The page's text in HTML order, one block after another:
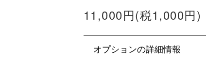
11,000円(税1,000円)
オプションの詳細情報